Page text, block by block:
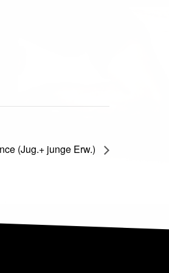
(Jug.+ junge Erw.)